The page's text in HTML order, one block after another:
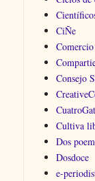
CiÑe
Consejo
Cultiva
Dos
Dosdoce
e-